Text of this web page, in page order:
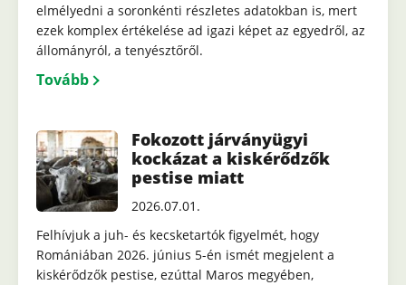
elmélyedni a soronkénti részletes adatokban is, mert
ezek komplex értékelése ad igazi képet az egyedről, az
állományról, a tenyésztőről.
Tovább
Fokozott járványügyi
kockázat a kiskérődzők
pestise miatt
2026.07.01.
Felhívjuk a juh- és kecsketartók figyelmét, hogy
Romániában 2026. június 5-én ismét megjelent a
kiskérődzők pestise, ezúttal Maros megyében,